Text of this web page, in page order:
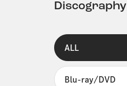
Discography
ALL
Blu-ray/DVD